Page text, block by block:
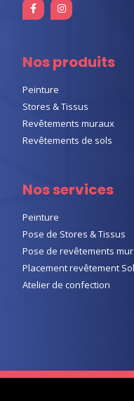
Nos produits
Peinture
Stores & Tissus
Revêtements muraux
Revêtements de sols
Nos services
Peinture
Pose de Stores & Tissus
Pose de revêtements
Placement revêtement
Atelier de confection